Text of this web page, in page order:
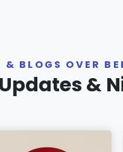
& BLOGS OVER
&